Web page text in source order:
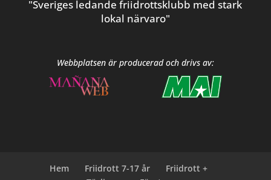
"Sveriges ledande friidrottsklubb med stark
lokal närvaro"
Webbplatsen är producerad och drivs av:
Hem Friidrott 7-17 år
Friidrott +